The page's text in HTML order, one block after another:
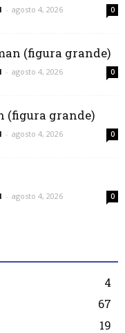
- agosto 4, 2026 0
(figura grande)
- agosto 4, 2026 0
(figura grande)
- agosto 4, 2026 0
- agosto 4, 2026 0
4
67
19